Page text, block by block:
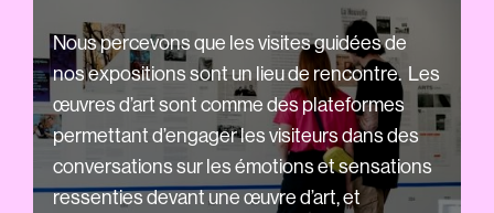
Nous percevons que les visites guidées de
nos expositions sont un lieu de rencontre. Les
œuvres d’art sont comme des plateformes
permettant d’engager les visiteurs dans des
conversations sur les émotions et sensations
ressenties devant une œuvre d’art, et